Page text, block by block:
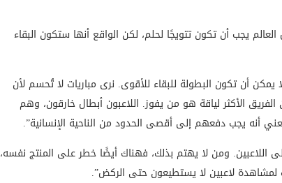
يجب أن تكون تتويجًا لحلم، لكن الواقع أنها ستكون البقاء
أن تكون البطولة للبقاء للأقوى. نرى مباريات لا تُحسم لأن
الأكثر لياقة هو من يفوز. اللاعبون أبطال خارقون، وهم
أنه يجب دفعهم إلى أقصى الحدود من الناحية الإنسانية”.
اللاعبين. ومن لا يهتم بذلك، فهناك أيضًا خطر على المنتج نفسه،
لمشاهدة لاعبين لا يستطيعون حتى الركض”.